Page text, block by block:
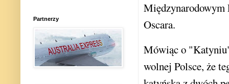
Oscara.
Mówiąc o "Katyniu"
wolnej Polsce, że
Partnerzy